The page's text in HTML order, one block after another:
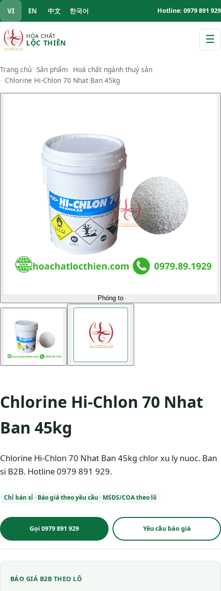
VI EN 中文 한국어 Hotline: 0979 891 929
HÓA CHẤT
LỘC THIÊN ☰
Trang chủ Sản phẩm
Hoá chất ngành thuỷ sản
Chlorine Hi-Chlon 70 Nhat Ban 45kg
Phóng to
Chlorine Hi-Chlon 70 Nhat
Ban 45kg
Chlorine Hi-Chlon 70 Nhat Ban 45kg chlor xu ly nuoc. Ban
si B2B. Hotline 0979 891 929.
Chỉ bán sỉ · Báo giá theo yêu cầu · MSDS/COA theo lô
Gọi 0979 891 929 Yêu cầu báo giá
BÁO GIÁ B2B THEO LÔ